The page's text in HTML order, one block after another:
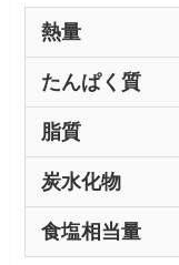
熱量
たんぱく質
脂質
炭水化物
食塩相当量